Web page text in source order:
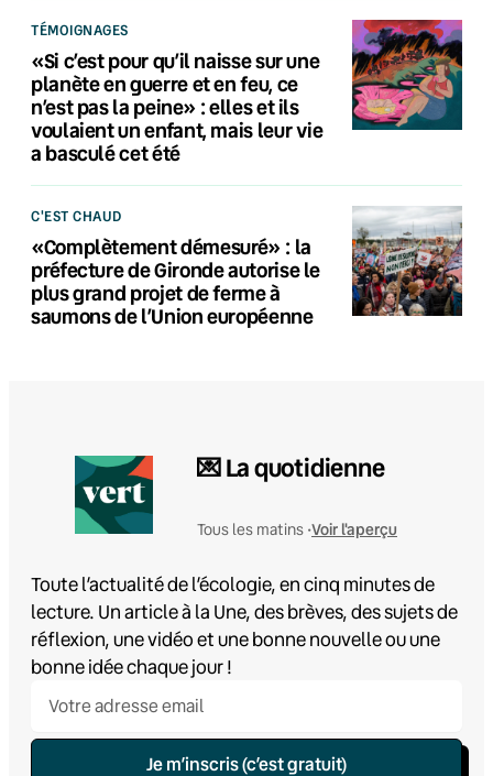
TÉMOIGNAGES
«Si c’est pour qu’il naisse sur une
planète en guerre et en feu, ce
n’est pas la peine» : elles et ils
voulaient un enfant, mais leur vie
a basculé cet été
C'EST CHAUD
«Complètement démesuré» : la
préfecture de Gironde autorise le
plus grand projet de ferme à
saumons de l’Union européenne
💌 La quotidienne
Tous les matins •Voir l'aperçu
Toute l’actualité de l’écologie, en cinq minutes de
lecture. Un article à la Une, des brèves, des sujets de
réflexion, une vidéo et une bonne nouvelle ou une
bonne idée chaque jour !
Je m’inscris (c’est gratuit)